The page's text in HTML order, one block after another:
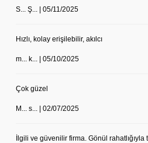
Cerrahi forma erkek tek
Labor Medikal Tekstil
S... Ş... | 05/11/2025
Hızlı, kolay erişilebilir, akılcı
m... k... | 05/10/2025
Çok güzel
M... s... | 02/07/2025
İlgili ve güvenilir firma. Gönül